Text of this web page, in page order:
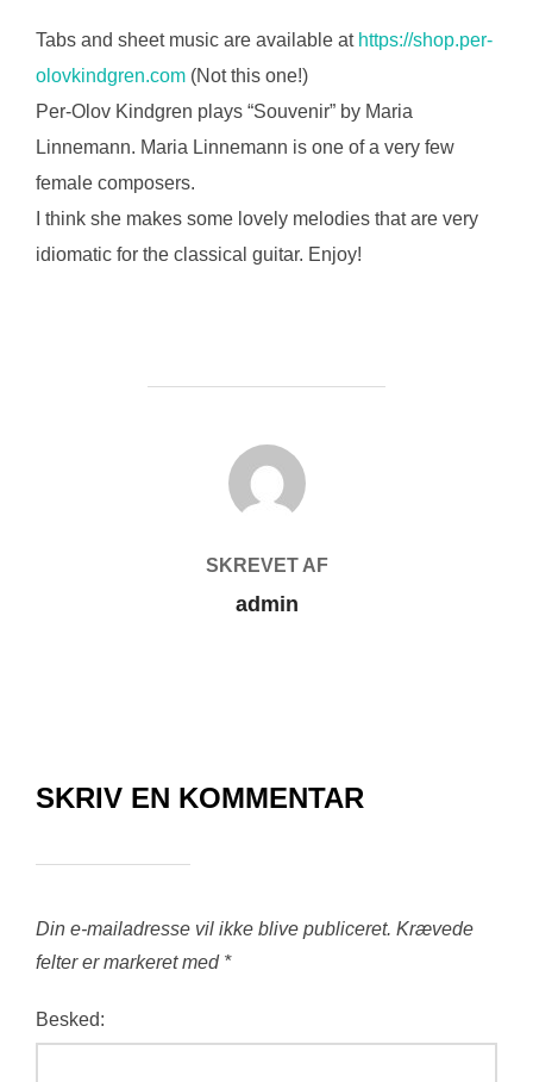
Tabs and sheet music are available at https://shop.per-
olovkindgren.com (Not this one!)
Per-Olov Kindgren plays “Souvenir” by Maria
Linnemann. Maria Linnemann is one of a very few
female composers.
I think she makes some lovely melodies that are very
idiomatic for the classical guitar. Enjoy!
FORFATTER
SKREVET AF
admin
SKRIV EN KOMMENTAR
Din e-mailadresse vil ikke blive publiceret. Krævede
felter er markeret med *
Besked: